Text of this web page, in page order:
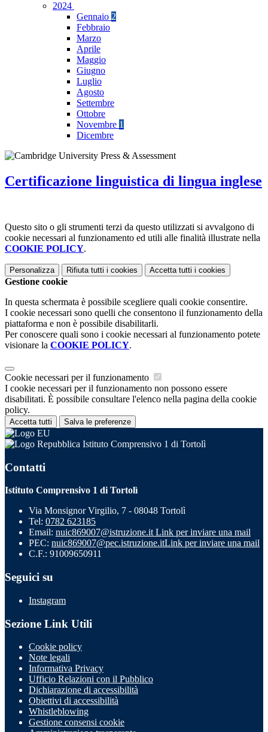
2024
Gennaio 2
Febbraio
Marzo
Aprile
Maggio
Giugno
Luglio
Agosto
Settembre
Ottobre
Novembre 1
Dicembre
Certificazione linguistica di lingua inglese
Questo sito o gli strumenti terzi da questo utilizzati si avvalgono di
cookie necessari al funzionamento ed utili alle finalità illustrate nella
COOKIE POLICY.
Personalizza Rifiuta tutti i cookies Accetta tutti i cookies
Gestione cookie
In questa schermata è possibile scegliere quali cookie consentire.
I cookie necessari sono quelli che consentono il funzionamento della
piattaforma e non è possibile disabilitarli.
Per conoscere quali sono i cookie necessari al funzionamento potete
visionare la COOKIE POLICY.
Cookie necessari per il funzionamento
I cookie necessari per il funzionamento non possono essere
disabilitati. È possibile consultare l'elenco nella pagina della cookie
policy.
Accetta tutti Salva le preferenze
Istituto Comprensivo 1 di Tortolì
Contatti
Istituto Comprensivo 1 di Tortolì
Via Monsignor Virgilio, 7 - 08048 Tortolì
Tel: 0782 623185
Email: nuic869007@istruzione.it Link per inviare una mail
PEC: nuic869007@pec.istruzione.itLink per inviare una mail
C.F.: 91009650911
Seguici su
Instagram
Sezione Link Utili
Cookie policy
Note legali
Informativa Privacy
Ufficio Relazioni con il Pubblico
Dichiarazione di accessibilità
Obiettivi di accessibilità
Whistleblowing
Gestione consensi cookie